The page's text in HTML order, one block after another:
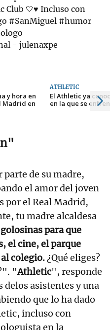
Club 🤍♥️ Incluso con
#SanMiguel #humor
- julenaxpe
y hora en
Madrid en
ATHLETIC
El Athletic ya
en la que se
de su madre,
el amor del joven
por el Real Madrid,
tu madre alcaldesa
para que
el cine, el parque
colegio.¿Qué eliges?
"Athletic", responde
delos asistentes y una
que lo ha dado
incluso con
en la